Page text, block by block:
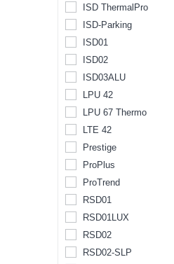
ISD ThermalPro
ISD-Parking
ISD01
ISD02
ISD03ALU
LPU 42
LPU 67 Thermo
LTE 42
Prestige
ProPlus
ProTrend
RSD01
RSD01LUX
RSD02
RSD02-SLP